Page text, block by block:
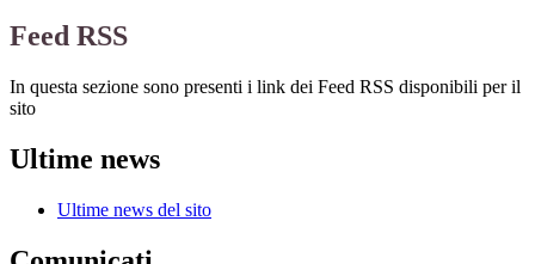
Feed RSS
In questa sezione sono presenti i link dei Feed RSS disponibili per il
sito
Ultime news
Ultime news del sito